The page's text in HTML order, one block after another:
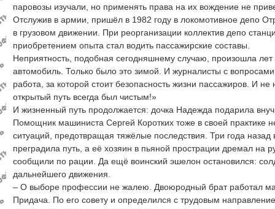
паровозы изучали, но применять права на их вождение не
Отслужив в армии, пришёл в 1982 году в локомотивное депо
в грузовом движении. При реорганизации коллектив депо
приобретением опыта стал водить пассажирские составы.
Неприятность, подобная сегодняшнему случаю, произошла лет
автомобиль. Только было это зимой. И журналисты с
работа, за которой стоит безопасность жизни пассажиров. И
открытый путь всегда был чистым!»
И жизненный путь продолжается: дочка Надежда подарила
Помощник машиниста Сергей Коротких тоже в своей практике
ситуаций, предотвращая тяжёлые последствия. Три года
преградила путь, а её хозяин в пьяной прострации дремал на
сообщили по рации. Да ещё воинский эшелон остановился:
дальнейшего движения.
– О выборе профессии не жалею. Двоюродный брат работал
Придача. По его совету и определился с трудовым